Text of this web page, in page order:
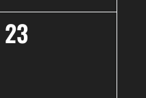
0
23